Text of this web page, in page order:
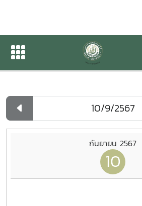
ปฏิทินกิจกรรมของห
ปฏิทินกิจกรรมของหน่วยงาน
กันยายน 2567
10